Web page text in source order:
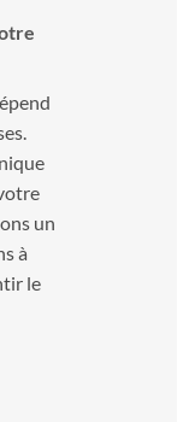
un
à
le